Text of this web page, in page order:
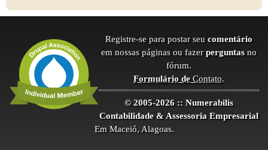
Registre-se para postar seu comentário
em nossas páginas ou fazer perguntas no
fórum.
Formulário deContato.
© 2005-2026 :: Numerabilis
Contabilidade & Assessoria Empresarial
Em Maceió, Alagoas.